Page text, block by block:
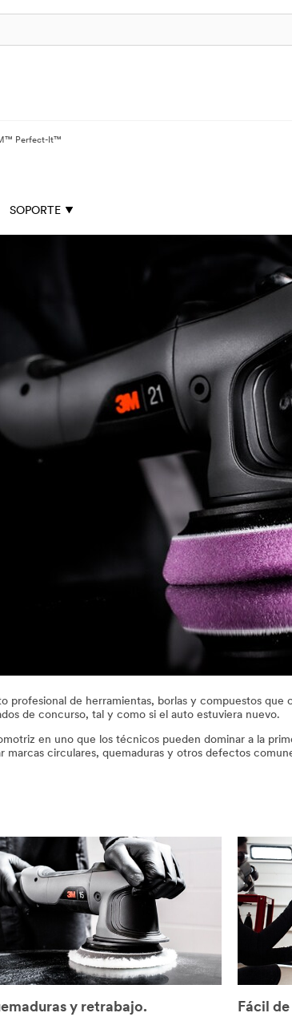
Perfect-It™
SOPORTE
de herramientas, borlas y compuestos que
de concurso, tal y como si el auto estuviera nuevo.
en uno que los técnicos pueden dominar a la
circulares, quemaduras y otros defectos
y retrabajo. Fácil de